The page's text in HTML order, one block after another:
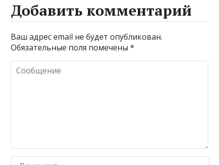
Добавить комментарий
Ваш адрес email не будет опубликован.
Обязательные поля помечены*